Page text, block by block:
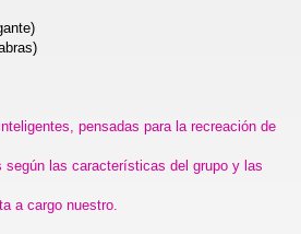
pensadas para la recreación de
según las características del grupo y las
a cargo nuestro.